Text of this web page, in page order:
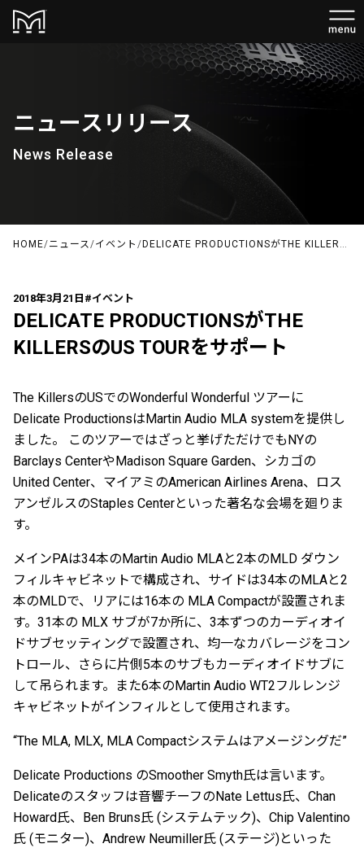
ニュースリリース
News Release
HOME/ニュース/イベント / DELICATE PRODUCTIONSがTHE KILLERSのUS TOURをサポート
2018年3月21日 #イベント
DELICATE PRODUCTIONSがTHE
KILLERSのUS TOURをサポート
The KillersのUSでのWonderful Wonderful ツアーに
Delicate ProductionsはMartin Audio MLA systemを提供し
ました。 このツアーではざっと挙げただけでもNYの
Barclays CenterやMadison Square Garden、シカゴの
United Center、マイアミのAmerican Airlines Arena、ロス
アンゼルスのStaples Centerといった著名な会場を廻りま
す。
メインPAは34本のMartin Audio MLAと2本のMLD ダウン
フィルキャビネットで構成され、サイドは34本のMLAと2
本のMLDで、リアには16本の MLA Compactが設置されま
す。31本の MLX サブが7か所に、3本ずつのカーディオイ
ドサブセッティングで設置され、均一なカバレージをコン
トロール、さらに片側5本のサブもカーディオイドサブに
して吊られます。また6本のMartin Audio WT2フルレンジ
キャビネットがインフィルとして使用されます。
“The MLA, MLX, MLA Compactシステムはアメージングだ”
Delicate Productions のSmoother Smyth氏は言います。
Delicateのスタッフは音響チーフのNate Lettus氏、Chan
Howard氏、Ben Bruns氏 (システムテック)、Chip Valentino
氏 (モニター)、Andrew Neumiller氏 (ステージ)といった